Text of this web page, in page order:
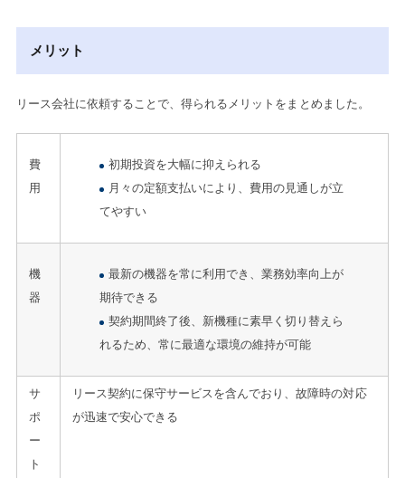
メリット
リース会社に依頼することで、得られるメリットをまとめました。
費
用
初期投資を大幅に抑えられる
月々の定額支払いにより、費用の見通しが立
てやすい
機
器
最新の機器を常に利用でき、業務効率向上が
期待できる
契約期間終了後、新機種に素早く切り替えら
れるため、常に最適な環境の維持が可能
サ
ポ
ー
ト
リース契約に保守サービスを含んでおり、故障時の対応
が迅速で安心できる